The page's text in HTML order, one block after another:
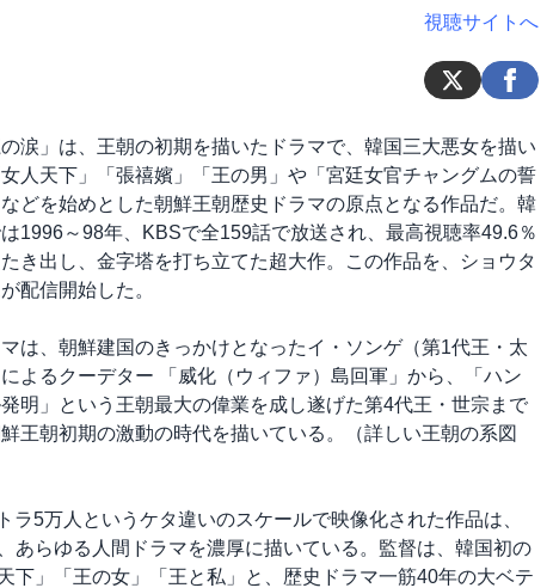
視聴サイトへ
の涙」は、王朝の初期を描いたドラマで、韓国三大悪女を描い
人天下」「張禧嬪」「王の男」や「宮廷女官チャングムの誓
どを始めとした朝鮮王朝歴史ドラマの原点となる作品だ。韓
1996～98年、KBSで全159話で放送され、最高視聴率49.6％
き出し、金字塔を打ち立てた超大作。この作品を、ショウタ
配信開始した。
マは、朝鮮建国のきっかけとなったイ・ソンゲ（第1代王・太
よるクーデター 「威化（ウィファ）島回軍」から、「ハン
明」という王朝最大の偉業を成し遂げた第4代王・世宗まで
王朝初期の激動の時代を描いている。（詳しい王朝の系図
5万人というケタ違いのスケールで映像化された作品は、
らゆる人間ドラマを濃厚に描いている。監督は、韓国初の
下」「王の女」「王と私」と、歴史ドラマ一筋40年の大ベテ